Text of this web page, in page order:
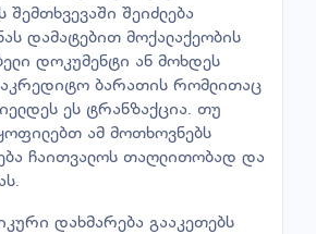
შემთხვევაში შეიძლება
დამატებით მოქალაქეობის
დოკუმენტი ან მოხდეს
ბარათის რომლითაც
ეს ტრანზაქცია. თუ
ამ მოთხოვნებს
ჩაითვალოს თაღლითობად და
დახმარება გააკეთებს